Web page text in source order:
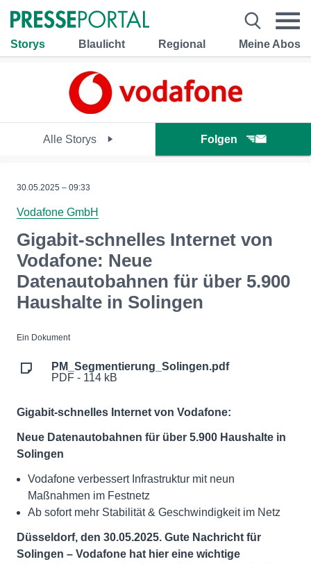
Storys Blaulicht Regional Meine Abos
Alle Storys Folgen
30.05.2025 – 09:33
Vodafone GmbH
Gigabit-schnelles Internet von
Vodafone: Neue
Datenautobahnen für über 5.900
Haushalte in Solingen
Ein Dokument
PM_Segmentierung_Solingen.pdf
PDF - 114 kB
Gigabit-schnelles Internet von Vodafone:
Neue Datenautobahnen für über 5.900 Haushalte in
Solingen
Vodafone verbessert Infrastruktur mit neun
Maßnahmen im Festnetz
Ab sofort mehr Stabilität & Geschwindigkeit im Netz
Düsseldorf, den 30.05.2025. Gute Nachricht für
Solingen – Vodafone hat hier eine wichtige